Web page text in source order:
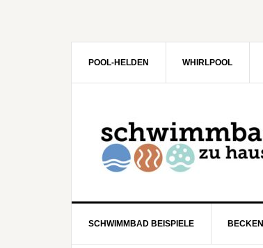
POOL-HELDEN WHIRLPOOL
SCHWIMMBAD BEISPIELE BECKEN